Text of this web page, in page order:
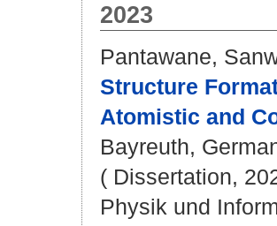
2023
Pantawane,
Structure
Atomistic and
Bayreuth,
( Dissertation,
Physik und